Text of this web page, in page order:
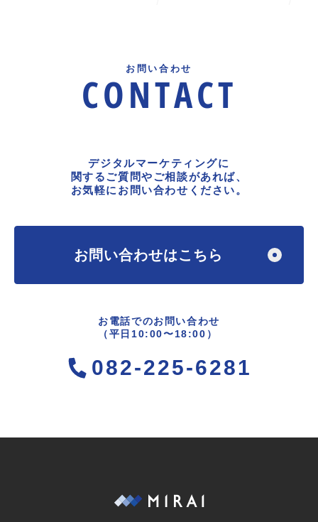
お問い合わせ
CONTACT
デジタルマーケティングに
関するご質問やご相談があれば、
お気軽にお問い合わせください。
お問い合わせはこちら
お電話でのお問い合わせ
（平日10:00〜18:00）
082-225-6281